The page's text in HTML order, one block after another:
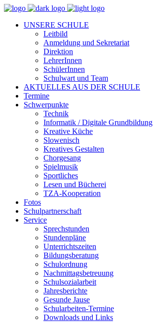
UNSERE SCHULE
Leitbild
Anmeldung und Sekretariat
Direktion
LehrerInnen
SchülerInnen
Schulwart und Team
AKTUELLES AUS DER SCHULE
Termine
Schwerpunkte
Technik
Informatik / Digitale Grundbildung
Kreative Küche
Slowenisch
Kreatives Gestalten
Chorgesang
Spielmusik
Sportliches
Lesen und Bücherei
TZA-Kooperation
Fotos
Schulpartnerschaft
Service
Sprechstunden
Stundenpläne
Unterrichtszeiten
Bildungsberatung
Schulordnung
Nachmittagsbetreuung
Schulsozialarbeit
Jahresberichte
Gesunde Jause
Schularbeiten-Termine
Downloads und Links